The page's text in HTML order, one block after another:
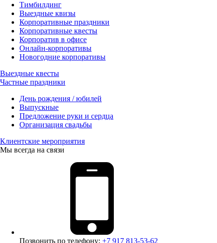
Тимбилдинг
Выездные квизы
Корпоративные праздники
Корпоративные квесты
Корпоратив в офисе
Онлайн-корпоративы
Новогодние корпоративы
Выездные квесты
Частные праздники
День рождения / юбилей
Выпускные
Предложение руки и сердца
Организация свадьбы
Клиентские мероприятия
Мы всегда на связи
Позвонить по телефону: +7 917 813-53-62